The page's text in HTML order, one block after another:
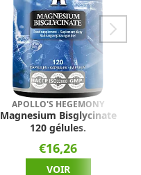
APOLLO'S HEGEMONY
Magnesium Bisglycinate
120 gélules.
€16,26
VOIR